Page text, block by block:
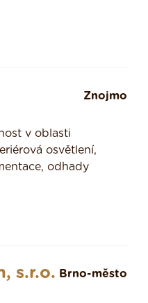
Znojmo
v oblasti
osvětlení,
odhady
s.r.o. Brno-město